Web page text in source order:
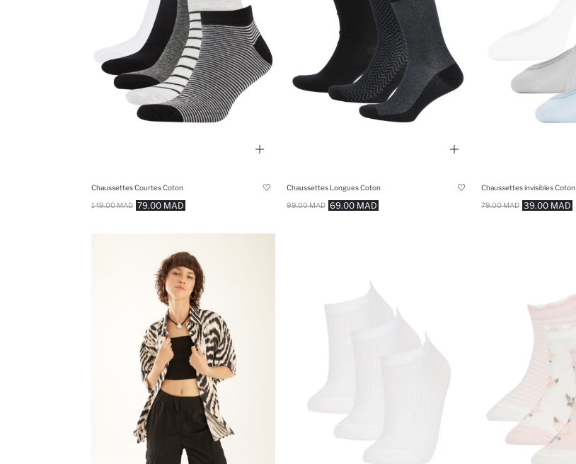
Chaussettes Courtes Coton
79.00 MAD
149.00 MAD
Chaussettes Longues Coton
69.00 MAD
99.00 MAD
Chaussettes invisibles Coton
39.00 MAD
79.00 MAD